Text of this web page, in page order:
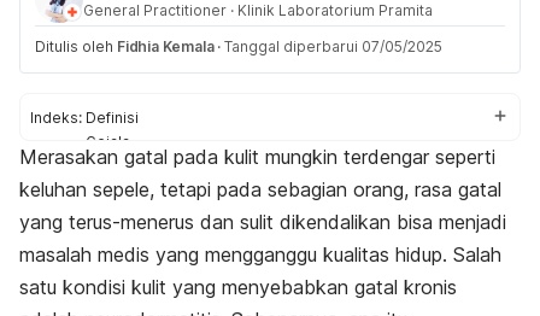
General Practitioner · Klinik Laboratorium Pramita
Ditulis oleh Fidhia Kemala · Tanggal diperbarui 07/05/2025
Indeks: Definisi
Gejala
Penyebab
Faktor risiko
Diagnosis
Pengobatan di rumah
Merasakan gatal pada kulit mungkin terdengar seperti
keluhan sepele, tetapi pada sebagian orang, rasa gatal
yang terus-menerus dan sulit dikendalikan bisa menjadi
masalah medis yang mengganggu kualitas hidup. Salah
satu kondisi kulit yang menyebabkan gatal kronis